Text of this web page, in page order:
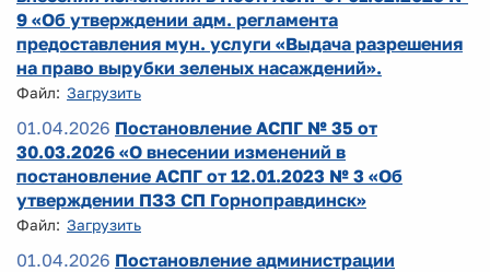
9 «Об утверждении адм. регламента
предоставления мун. услуги «Выдача разрешения
на право вырубки зеленых насаждений».
Файл: Загрузить
01.04.2026 Постановление АСПГ № 35 от
30.03.2026 «О внесении изменений в
постановление АСПГ от 12.01.2023 № 3 «Об
утверждении ПЗЗ СП Горноправдинск»
Файл: Загрузить
01.04.2026 Постановление администрации